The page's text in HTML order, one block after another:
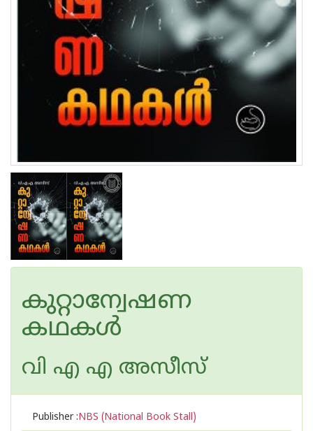
കുറ്റാന്വേഷണ
കഥകൾ
വി എ എ അസീസ്
Publisher :NBS (National Book Stall)